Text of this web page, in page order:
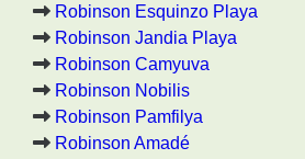
Robinson Esquinzo Playa
Robinson Jandia Playa
Robinson Camyuva
Robinson Nobilis
Robinson Pamfilya
Robinson Amadé